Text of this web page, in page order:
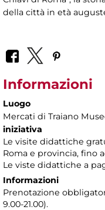
della città in età
Informazioni
Luogo
Mercati di Traiano
iniziativa
Le visite didattiche
Roma e provincia, fino
Le viste didattiche a
Informazioni
Prenotazione
9.00-21.00).